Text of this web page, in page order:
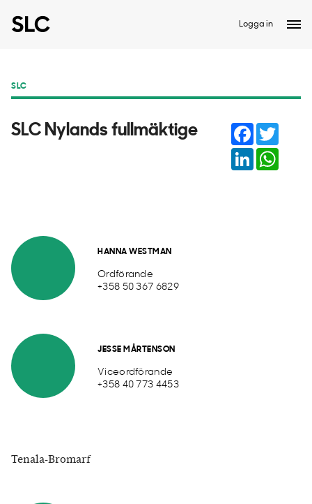
Logga in
SLC
SLC Nylands fullmäktige Facebook
LinkedIn
HANNA WESTMAN
Ordförande
+358 50 367 6829
JESSE MÅRTENSON
Viceordförande
+358 40 773 4453
Tenala-Bromarf